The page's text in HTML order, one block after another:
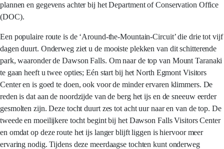
plannen en gegevens achter bij het Department of Conservation Office
(DOC).
Een populaire route is de ‘Around-the-Mountain-Circuit’ die drie tot vijf
dagen duurt. Onderweg ziet u de mooiste plekken van dit schitterende
park, waaronder de Dawson Falls. Om naar de top van Mount Taranaki
te gaan heeft u twee opties; Eén start bij het North Egmont Visitors
Center en is goed te doen, ook voor de minder ervaren klimmers. De
reden is dat aan de noordzijde van de berg het ijs en de sneeuw eerder
gesmolten zijn. Deze tocht duurt zes tot acht uur naar en van de top. De
tweede en moeilijkere tocht begint bij het Dawson Falls Visitors Center
en omdat op deze route het ijs langer blijft liggen is hiervoor meer
ervaring nodig. Tijdens deze meerdaagse tochten kunt onderweg